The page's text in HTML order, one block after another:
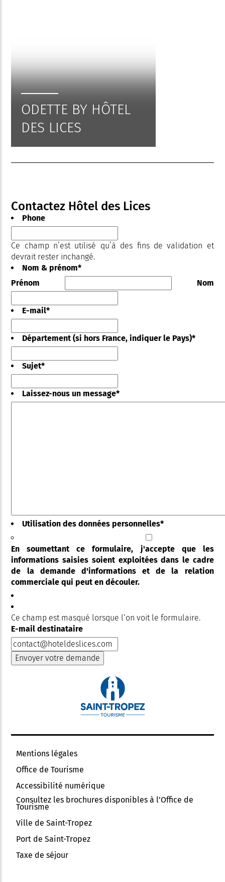
ODETTE BY HÔTEL
DES LICES
Contactez Hôtel des Lices
Phone
Ce champ n’est utilisé qu’à des fins de validation et
devrait rester inchangé.
Nom & prénom*
Prénom
Nom
E-mail*
Département (si hors France, indiquer le Pays)*
Sujet*
Laissez-nous un message*
Utilisation des données personnelles*
En soumettant ce formulaire, j'accepte que les
informations saisies soient exploitées dans le cadre
de la demande d'informations et de la relation
commerciale qui peut en découler.
Ce champ est masqué lorsque l‘on voit le formulaire.
E-mail destinataire
Mentions légales
Office de Tourisme
Accessibilité numérique
Consultez les brochures disponibles à l’Office de
Tourisme
Ville de Saint-Tropez
Port de Saint-Tropez
Taxe de séjour